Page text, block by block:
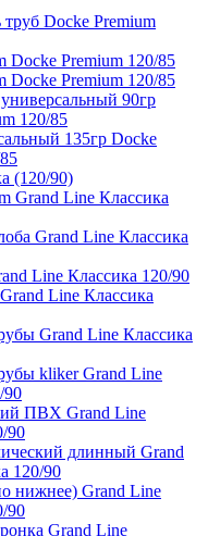
Docke Premium
Docke Premium 120/85
Docke Premium 120/85
90гр
120/85
135гр Docke
(120/90)
Grand Line Классика
Grand Line Классика
Line Классика 120/90
Line Классика
Grand Line Классика
kliker Grand Line
90
ПВХ Grand Line
90
длинный Grand
120/90
нижнее) Grand Line
90
Grand Line